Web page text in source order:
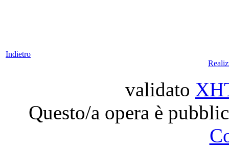
Indietro
validato
Questo/a opera è